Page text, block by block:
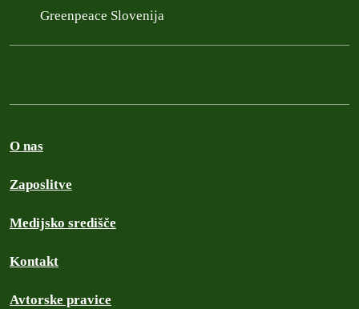
Avstriji
. Zadnje poročilo je dostopno
Brez vaše podpore bi se naše delo ustavilo.
Podprite nas z enkratno ali mesečno donacijo:
Greenpeace Slovenija
O nas
Zaposlitve
Medijsko središče
Kontakt
Avtorske pravice